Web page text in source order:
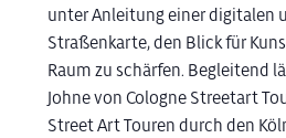
unter Anleitung einer digitalen
Straßenkarte, den Blick für
Raum zu schärfen. Begleitend
Johne von Cologne Streetart
Street Art Touren durch den